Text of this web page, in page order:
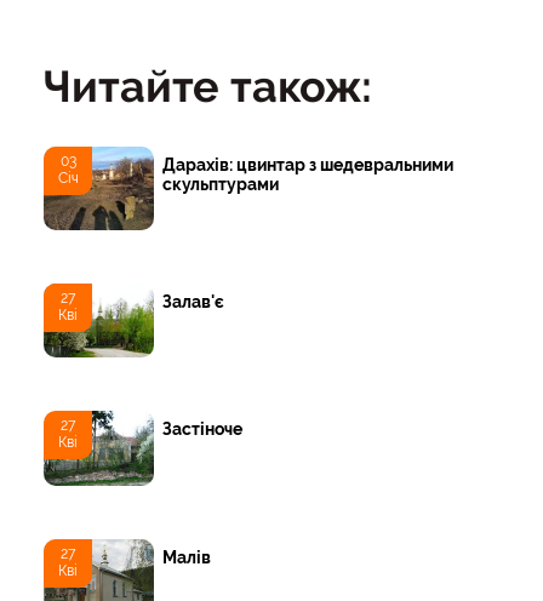
Читайте також:
03
Січ
Дарахів: цвинтар з шедевральними
скульптурами
27
Кві
Залав'є
27
Кві
Застіноче
27
Кві
Малів